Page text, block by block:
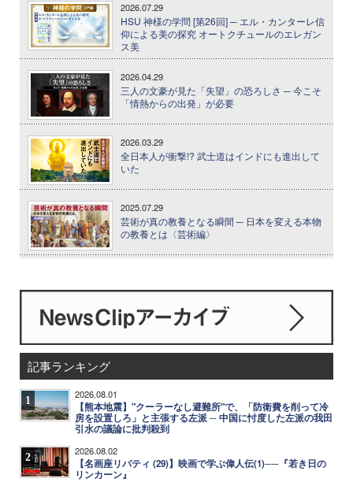
2026.07.29
HSU 神様の学問 [第26回] ─ エル・カンターレ信
仰による美の探究 オートクチュールのエレガン
ス美
2026.04.29
三人の文豪が見た「失望」の恐ろしさ ─ 今こそ
「情熱からの出発」が必要
2026.03.29
全日本人が衝撃!? 武士道はインドにも進出して
いた
2025.07.29
芸術が真の教養となる瞬間 ─ 日本を変える本物
の教養とは〈芸術編〉
記事ランキング
1 2026.08.01
【熊本地震】"クーラーなし避難所"で、「防衛費を削って冷
房を設置しろ」と主張する左派 ─ 中国に忖度した左派の我田
引水の議論に批判殺到
2 2026.08.02
【名画座リバティ (29)】映画で学ぶ偉人伝(1)──『若き日の
リンカーン』